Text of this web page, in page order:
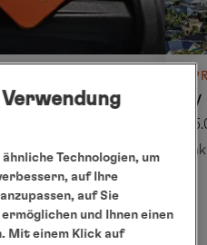
Technologien, um
auf Ihre
auf Sie
und Ihnen einen
Mit einem Klick auf